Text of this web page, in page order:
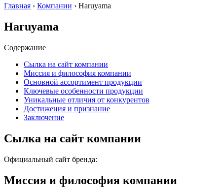
Главная › Компании › Haruyama
Haruyama
Содержание
Сылка на сайт компании
Миссия и философия компании
Основной ассортимент продукции
Ключевые особенности продукции
Уникальные отличия от конкурентов
Достижения и признание
Заключение
Сылка на сайт компании
Официальный сайт бренда:
Миссия и философия компании